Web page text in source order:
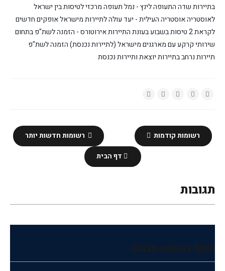
בתיירותשדה התעופה לינץ - נמל תעופה מרכזי לטיסות בין ישראל
לאוסטריהאוסטריה העילית - יעד עולה לתיירות מישראלאופקים חדשים
לקראת 2 טיסות בשבוע בעונת התיירות
אירוטורס - הזמנה לשת"פ בתחום
שירותי קרקע עם מארגנים מישראל (לתיירות נכנסת)הזמנה לשת"פ
תיירות נרחב בתיירות יוצאת ותיירות נכנסת
רשומות חדשות יותר רשומות קודמות
דף הבית
תגובות
הוסף רשומת תגובה